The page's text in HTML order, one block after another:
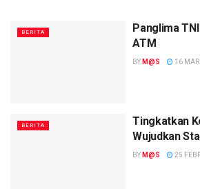
BERITA
Panglima
ATM
BY M@S 16
BERITA
Tingkatkan
Wujudkan
BY M@S 25